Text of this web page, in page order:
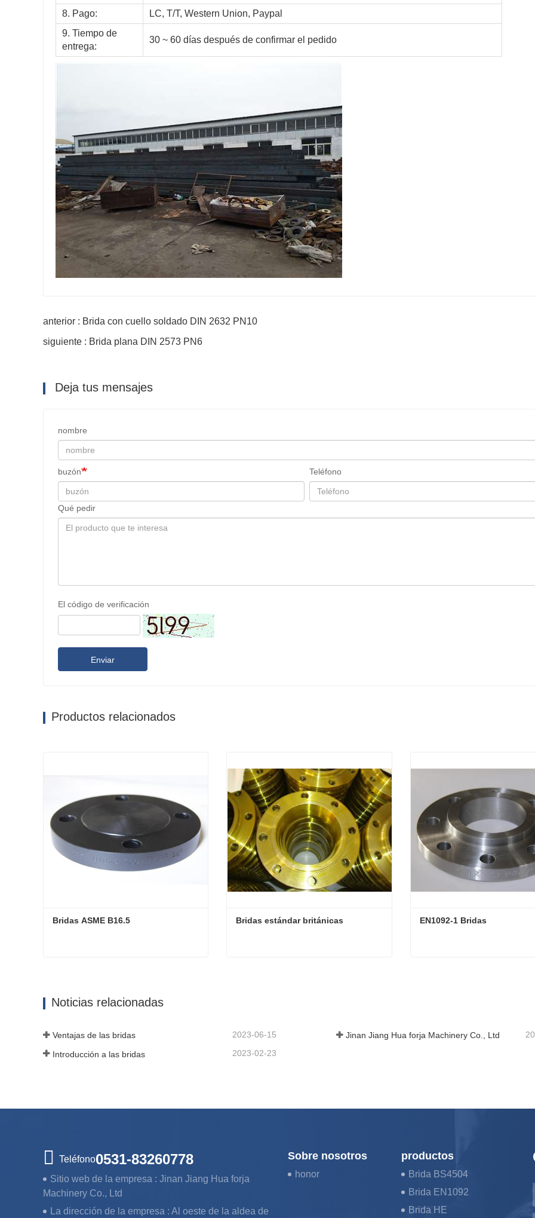
8. Pago:
LC, T/T, Western Union, Paypal
9. Tiempo de
entrega:
30 ~ 60 días después de confirmar el pedido
anterior : Brida con cuello soldado DIN 2632 PN10
siguiente : Brida plana DIN 2573 PN6
Deja tus mensajes
nombre
buzón Teléfono
Qué pedir
El código de verificación
Enviar
Productos relacionados
Bridas ASME B16.5 Bridas estándar británicas EN1092-1 Bridas
Noticias relacionadas
Ventajas de las bridas 2023-06-15 Jinan Jiang Hua forja Machinery Co., Ltd
Introducción a las bridas 2023-02-23
Teléfono0531-83260778
Sitio web de la empresa : Jinan Jiang Hua forja
Machinery Co., Ltd
La dirección de la empresa : Al oeste de la aldea de
Sobre nosotros
honor
productos
Brida BS4504
Brida EN1092
Brida HE